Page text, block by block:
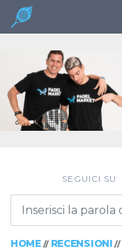
SEGUICI SU
HOME// RECENSIONI //